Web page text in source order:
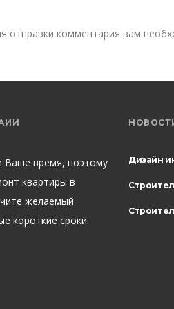
отправки комментария вам
Ваше время, поэтому
квартиры в
желаемый
короткие сроки.
Дизайн